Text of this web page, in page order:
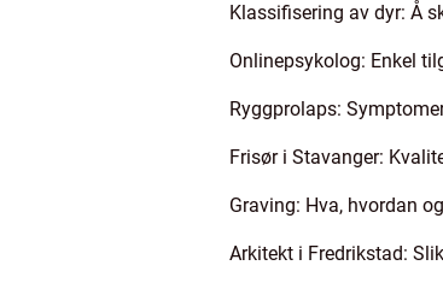
Klassifisering av dyr: Å
Onlinepsykolog: Enkel
Ryggprolaps:
Frisør i Stavanger:
Graving: Hva, hvordan
Arkitekt i Fredrikstad: